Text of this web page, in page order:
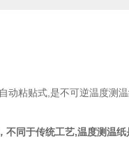
动粘贴式,是不可逆温度测
同于传统工艺,温度测温纸